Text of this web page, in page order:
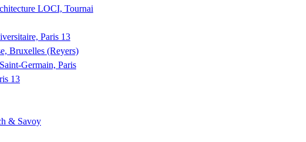
LOCI, Tournai
Paris 13
Bruxelles (Reyers)
Germain, Paris
13
& Savoy